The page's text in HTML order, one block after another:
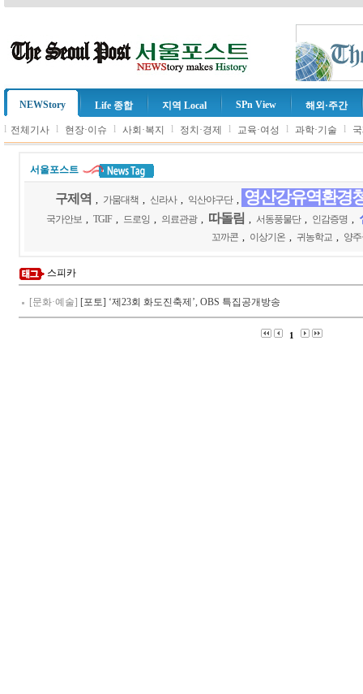
NEWStory Life 종합 지역 Local SPn View 해외·주간
l 전체기사 l 현장·이슈 l 사회·복지 l 정치·경제 l 교육·여성 l 과학·기술 l
서울포스트
구제역 가뭄대책 신라사 익산야구단 영산강유역환경
국가안보 TGIF 드로잉 의료관광 따돌림 서동풍물단 인감증명
꼬까콘 이상기온 귀농학교 양
스피카
[문화·예술] [포토] ‘제23회 화도진축제’, OBS 특집공개방송
1